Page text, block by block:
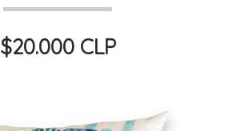
$20.000 CLP